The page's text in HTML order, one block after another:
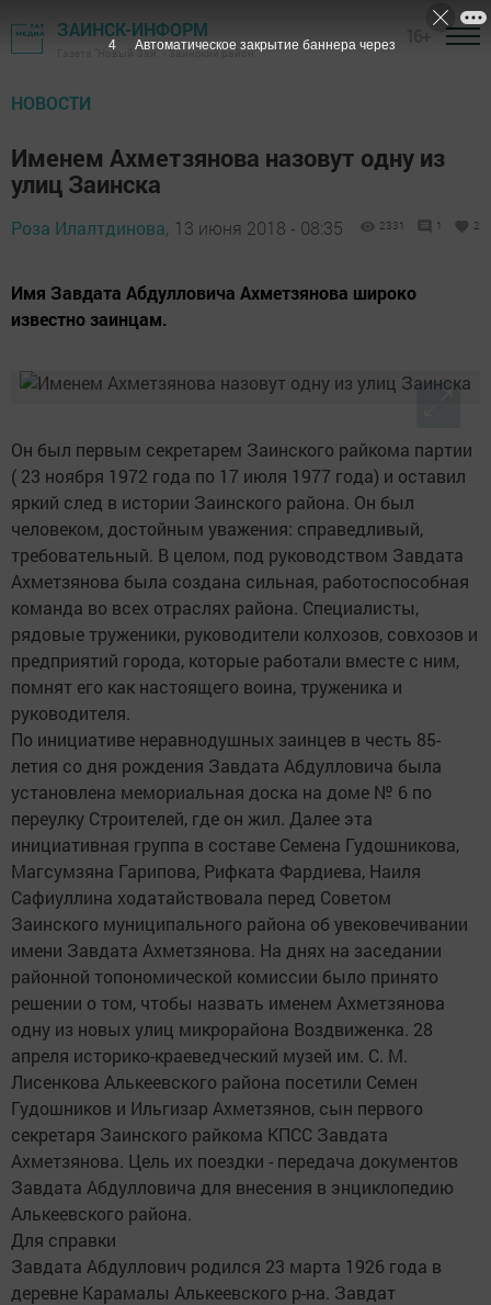
ЗАИНСК-ИНФОРМ
Газета "Новый Зай" - Заинский район
НОВОСТИ
Именем Ахметзянова назовут одну из
улиц Заинска
Роза Илалтдинова, 13 июня 2018 - 08:35 2331 1 2
Имя Завдата Абдулловича Ахметзянова широко
известно заинцам.
Он был первым секретарем Заинского райкома партии
( 23 ноября 1972 года по 17 июля 1977 года) и оставил
яркий след в истории Заинского района. Он был
человеком, достойным уважения: справедливый,
требовательный. В целом, под руководством Завдата
Ахметзянова была создана сильная, работоспособная
команда во всех отраслях района. Специалисты,
рядовые труженики, руководители колхозов, совхозов и
предприятий города, которые работали вместе с ним,
помнят его как настоящего воина, труженика и
руководителя.
По инициативе неравнодушных заинцев в честь 85-
летия со дня рождения Завдата Абдулловича была
установлена мемориальная доска на доме № 6 по
переулку Строителей, где он жил. Далее эта
инициативная группа в составе Семена Гудошникова,
Магсумзяна Гарипова, Рифката Фардиева, Наиля
Сафиуллина ходатайствовала перед Советом
Заинского муниципального района об увековечивании
имени Завдата Ахметзянова. На днях на заседании
районной топономической комиссии было принято
решении о том, чтобы назвать именем Ахметзянова
одну из новых улиц микрорайона Воздвиженка. 28
апреля историко-краеведческий музей им. С. М.
Лисенкова Алькеевского района посетили Семен
Гудошников и Ильгизар Ахметзянов, сын первого
секретаря Заинского райкома КПСС Завдата
Ахметзянова. Цель их поездки - передача документов
Завдата Абдулловича для внесения в энциклопедию
Алькеевского района.
Для справки
Завдата Абдуллович родился 23 марта 1926 года в
деревне Карамалы Алькеевского р-на. Завдат
3 Автоматическое закрытие баннера через